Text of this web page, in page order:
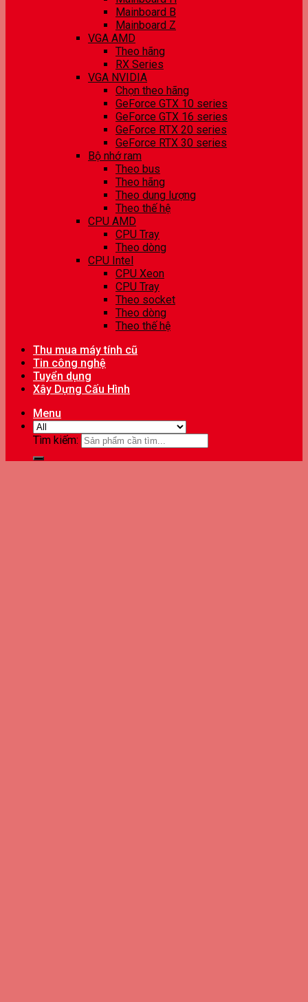
Mainboard B
Mainboard Z
VGA AMD
Theo hãng
RX Series
VGA NVIDIA
Chọn theo hãng
GeForce GTX 10 series
GeForce GTX 16 series
GeForce RTX 20 series
GeForce RTX 30 series
Bộ nhớ ram
Theo bus
Theo hãng
Theo dung lượng
Theo thế hệ
CPU AMD
CPU Tray
Theo dòng
CPU Intel
CPU Xeon
CPU Tray
Theo socket
Theo dòng
Theo thế hệ
Thu mua máy tính cũ
Tin công nghệ
Tuyển dụng
Xây Dựng Cấu Hình
Menu
Tìm kiếm: